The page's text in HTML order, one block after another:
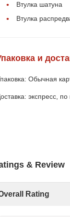
Втулка шатуна
Втулка
и
Обычная
экспресс,
& Review
Rating